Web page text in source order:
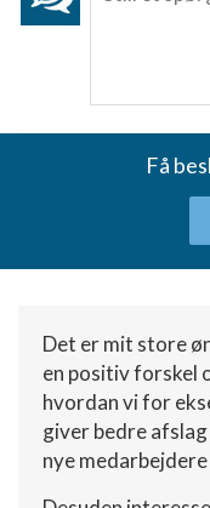
Få
Det er mit store
en positiv forskel
hvordan vi for
giver bedre
nye
Udvikle og forbedre
Bruge præcise
Identificere
anmodede
Ydeevne
Funktionel
Annoncering /